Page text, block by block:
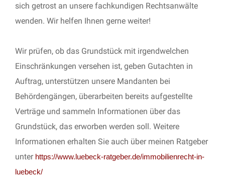
sich getrost an unsere fachkundigen Rechtsanwälte
wenden. Wir helfen Ihnen gerne weiter!
Wir prüfen, ob das Grundstück mit irgendwelchen
Einschränkungen versehen ist, geben Gutachten in
Auftrag, unterstützen unsere Mandanten bei
Behördengängen, überarbeiten bereits aufgestellte
Verträge und sammeln Informationen über das
Grundstück, das erworben werden soll. Weitere
Informationen erhalten Sie auch über meinen Ratgeber
unter https://www.luebeck-ratgeber.de/immobilienrecht-in-
luebeck/